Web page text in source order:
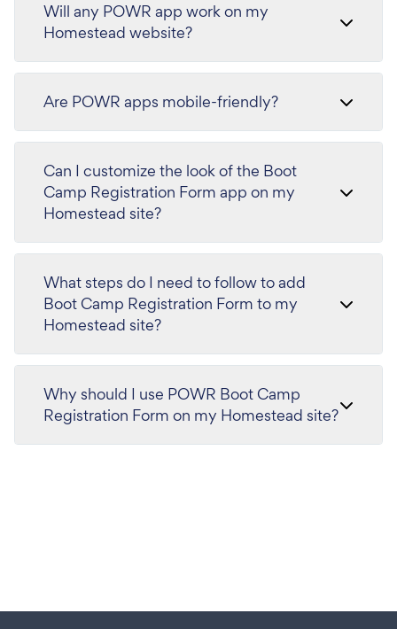
Will any POWR app work on my
Homestead website?
Are POWR apps mobile-friendly?
Can I customize the look of the Boot
Camp Registration Form app on my
Homestead site?
What steps do I need to follow to add
Boot Camp Registration Form to my
Homestead site?
Why should I use POWR Boot Camp
Registration Form on my Homestead site?